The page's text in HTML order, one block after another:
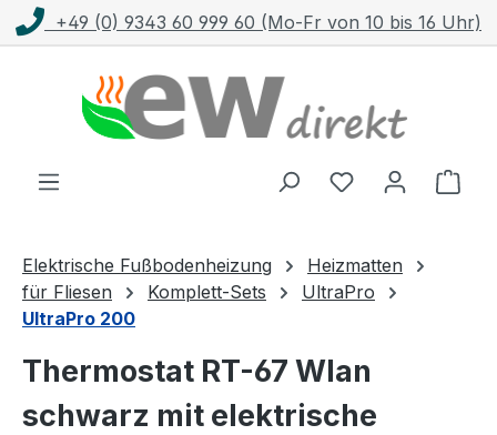
Zum Hauptinhalt springen
+49 (0) 9343 60 999 60 (Mo-Fr von 10 bis 16 Uhr)
Elektrische Fußbodenheizung
Heizmatten
für Fliesen
Komplett-Sets
UltraPro
UltraPro 200
Thermostat RT-67 Wlan
schwarz mit elektrische